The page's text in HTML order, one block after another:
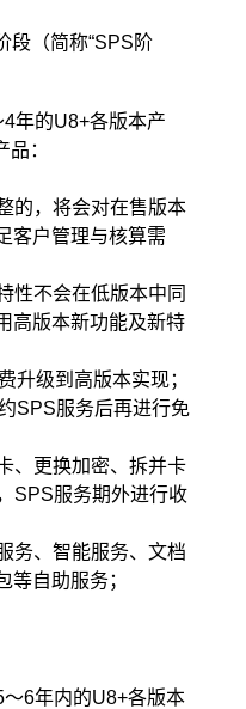
段（简称“SPS阶
年的U8+各版本产
：
的，将会对在售版本
客户管理与核算需
性不会在低版本中同
高版本新功能及新特
升级到高版本实现；
SPS服务后再进行免
、更换加密、拆并卡
SPS服务期外进行收
务、智能服务、文档
等自助服务；
6年内的U8+各版本